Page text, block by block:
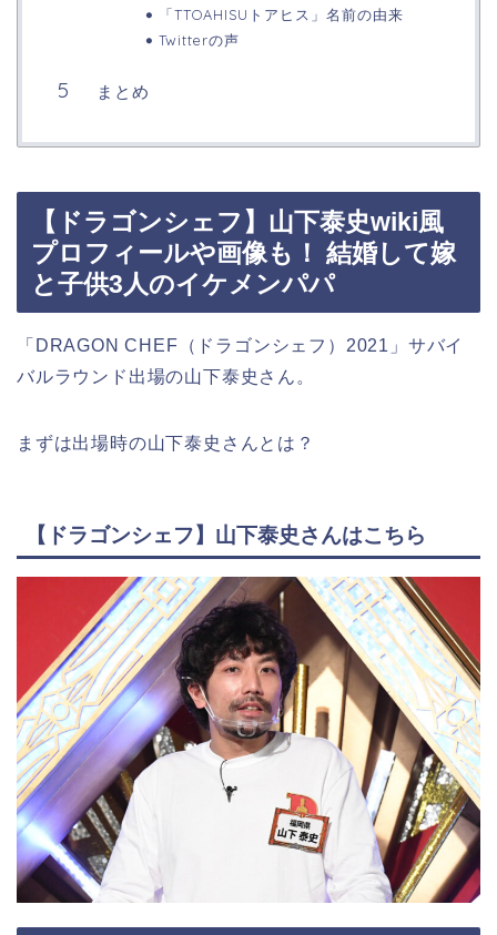
「TTOAHISUトアヒス」名前の由来
Twitterの声
まとめ
【ドラゴンシェフ】山下泰史wiki風
プロフィールや画像も！ 結婚して嫁
と子供3人のイケメンパパ
「DRAGON CHEF（ドラゴンシェフ）2021」サバイ
バルラウンド出場の山下泰史さん。
まずは出場時の山下泰史さんとは？
【ドラゴンシェフ】山下泰史さんはこちら